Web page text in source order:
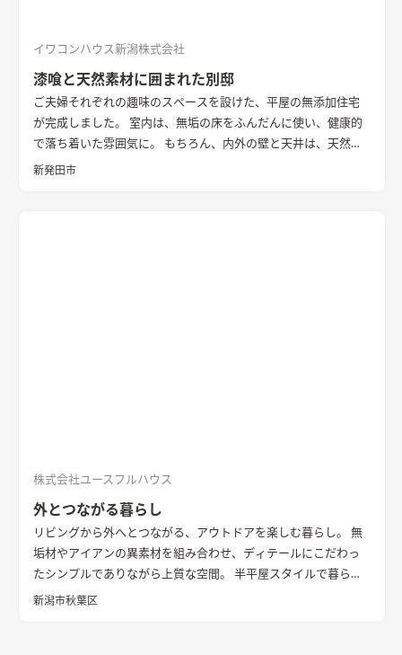
イワコンハウス新潟株式会社
漆喰と天然素材に囲まれた別邸
ご夫婦それぞれの趣味のスペースを設けた、平屋の無添加住宅
が完成しました。 室内は、無垢の床をふんだんに使い、健康的
で落ち着いた雰囲気に。 もちろん、内外の壁と天井は、天然素
材100％の無添加住宅オリジナル漆喰。 リビングの大きな窓か
新発田市
株式会社ユースフルハウス
外とつながる暮らし
リビングから外へとつながる、アウトドアを楽しむ暮らし。 無
垢材やアイアンの異素材を組み合わせ、ディテールにこだわっ
たシンプルでありながら上質な空間。 半平屋スタイルで暮らし
の動線にもこだわりました。
新潟市秋葉区